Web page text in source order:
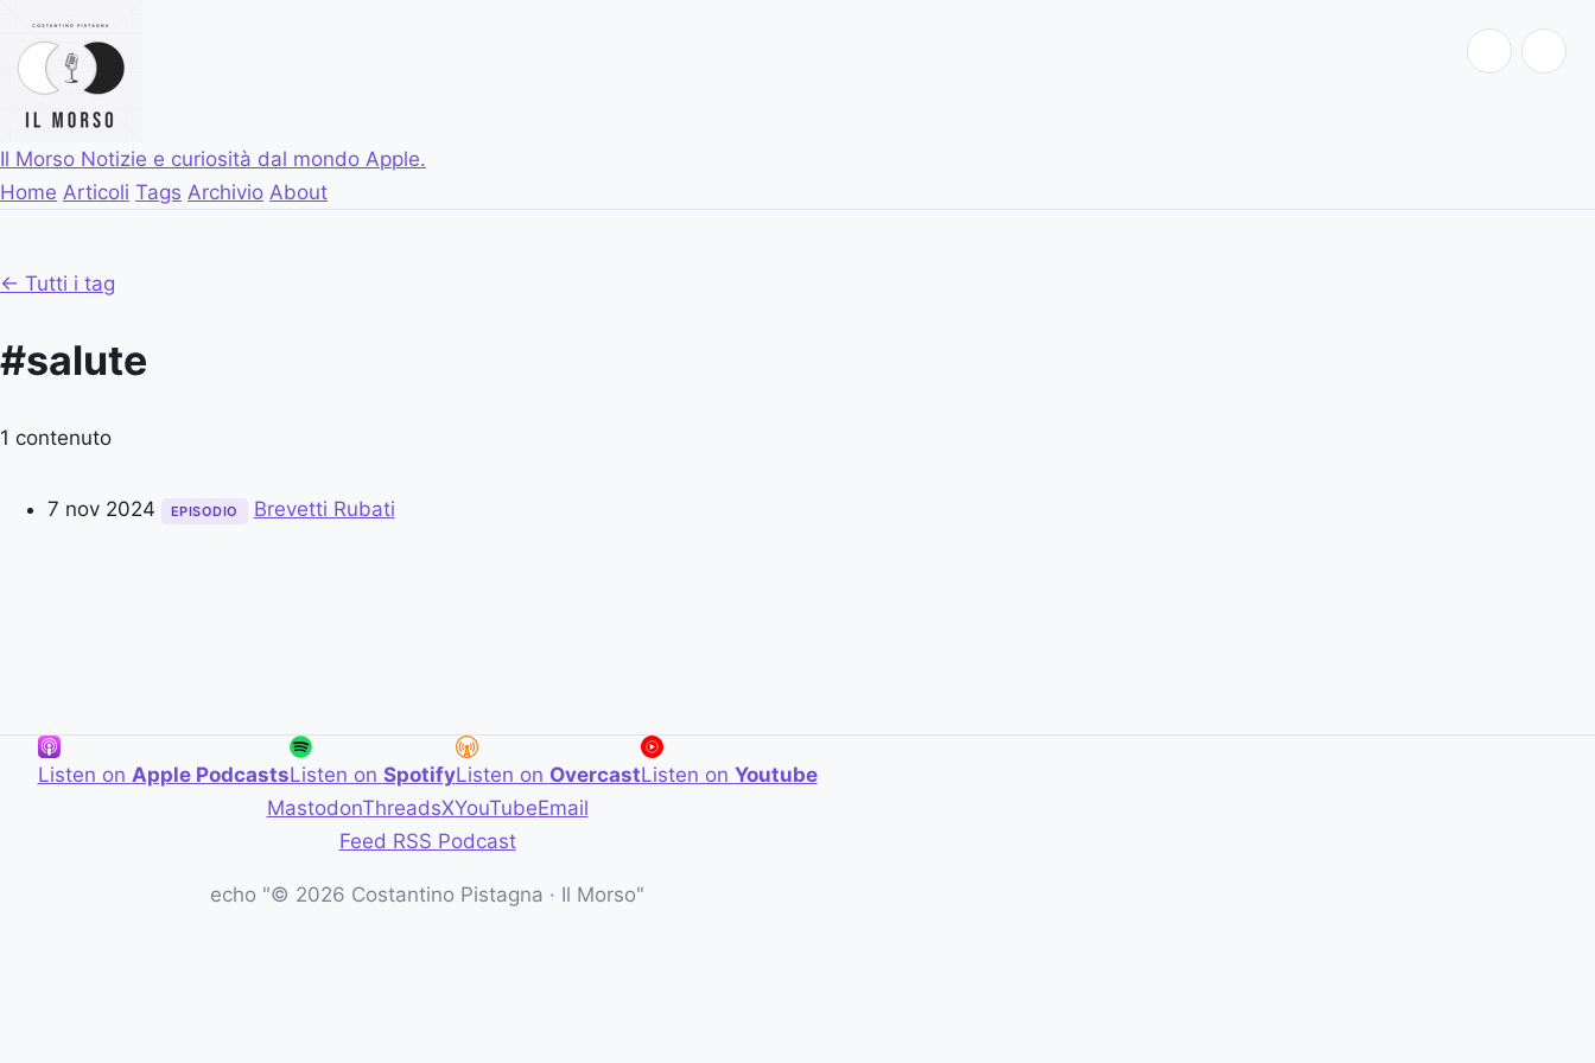
Il Morso Notizie e curiosità dal mondo Apple.
Home Articoli Tags Archivio About
← Tutti i tag
#salute
1 contenuto
7 nov 2024 EPISODIO Brevetti Rubati
Listen on Apple PodcastsListen on SpotifyListen on OvercastListen on Youtube
MastodonThreadsXYouTubeEmail
Feed RSS Podcast
echo "© 2026 Costantino Pistagna · Il Morso"